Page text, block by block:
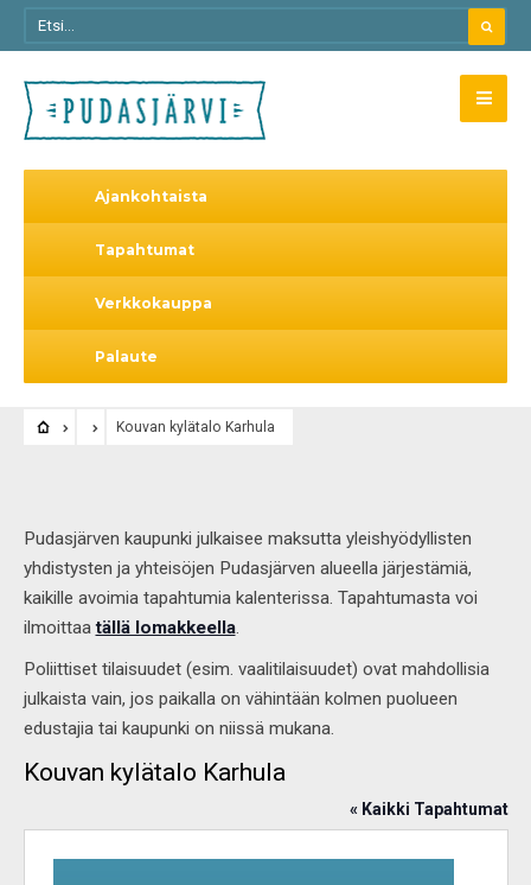
Ajankohtaista
Tapahtumat
Verkkokauppa
Palaute
Kouvan kylätalo Karhula
Pudasjärven kaupunki julkaisee maksutta yleishyödyllisten
yhdistysten ja yhteisöjen Pudasjärven alueella järjestämiä,
kaikille avoimia tapahtumia kalenterissa. Tapahtumasta voi
ilmoittaatällä lomakkeella.
Poliittiset tilaisuudet (esim. vaalitilaisuudet) ovat mahdollisia
julkaista vain, jos paikalla on vähintään kolmen puolueen
edustajia tai kaupunki on niissä mukana.
Kouvan kylätalo Karhula
« Kaikki Tapahtumat